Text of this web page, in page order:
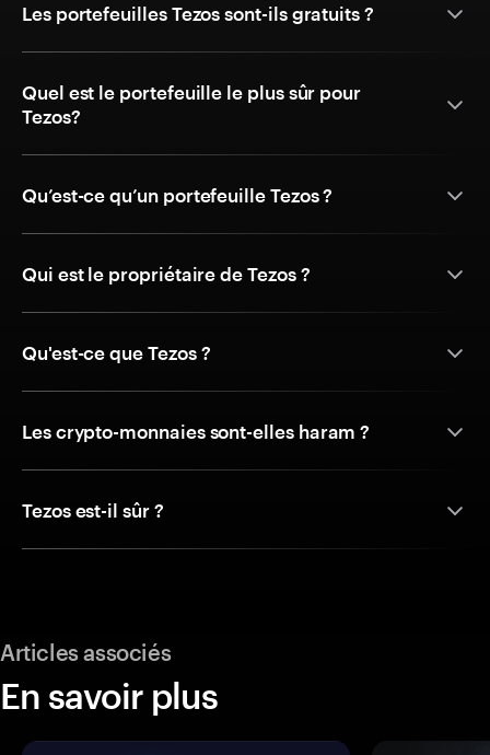
Les portefeuilles Tezos sont-ils gratuits ?
Quel est le portefeuille le plus sûr pour
Tezos?
Qu’est-ce qu’un portefeuille Tezos ?
Qui est le propriétaire de Tezos ?
Qu'est-ce que Tezos ?
Les crypto-monnaies sont-elles haram ?
Tezos est-il sûr ?
Articles associés
En savoir plus